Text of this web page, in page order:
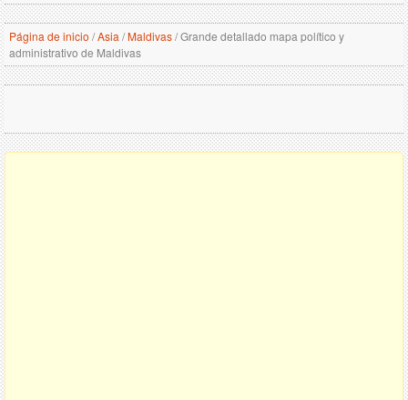
Página de inicio /Asia /Maldivas/Grande detallado mapa político y
administrativo de Maldivas